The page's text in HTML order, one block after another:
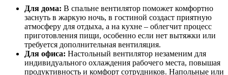
Для дома: В спальне вентилятор поможет комфортно
заснуть в жаркую ночь, в гостиной создаст приятную
атмосферу для отдыха, а на кухне – облегчит процесс
приготовления пищи, особенно если нет вытяжки или
требуется дополнительная вентиляция.
Для офиса: Настольный вентилятор незаменим для
индивидуального охлаждения рабочего места, повышая
продуктивность и комфорт сотрудников. Напольные или